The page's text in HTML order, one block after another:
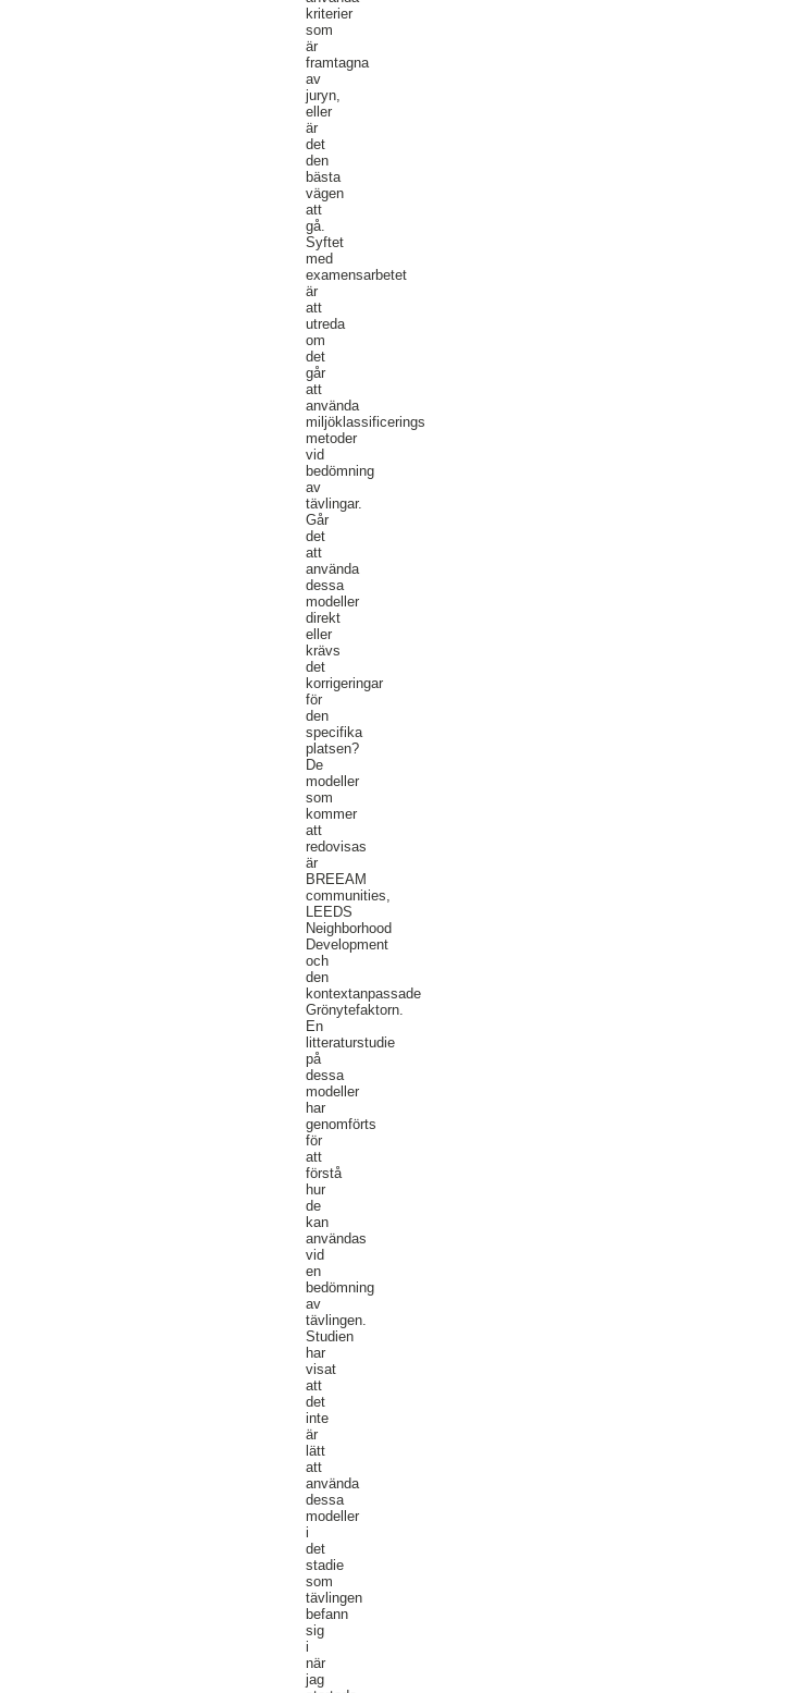
kriterier
som
är
framtagna
av
juryn,
eller
är
det
den
bästa
vägen
att
gå.
Syftet
med
examensarbetet
är
att
utreda
om
det
går
att
använda
miljöklassificerings
metoder
vid
bedömning
av
tävlingar.
Går
det
att
använda
dessa
modeller
direkt
eller
krävs
det
korrigeringar
för
den
specifika
platsen?
De
modeller
som
kommer
att
redovisas
är
BREEAM
communities,
LEEDS
Neighborhood
Development
och
den
kontextanpassade
Grönytefaktorn.
En
litteraturstudie
på
dessa
modeller
har
genomförts
för
att
förstå
hur
de
kan
användas
vid
en
bedömning
av
tävlingen.
Studien
har
visat
att
det
inte
är
lätt
att
använda
dessa
modeller
i
det
stadie
som
tävlingen
befann
sig
i
när
jag